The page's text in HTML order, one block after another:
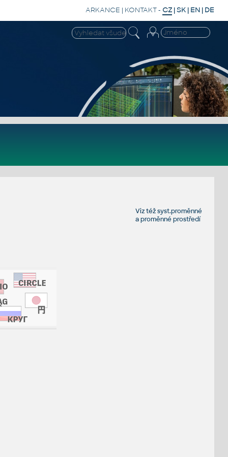
ARKANCE | KONTAKT- CZ |SK | EN | DE
Viz téžsyst.proměnné
aproměnné prostředí